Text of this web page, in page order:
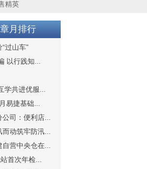
精英
月排行
“过山车”
以行践知...
学共进优服...
易捷基础...
司：便利店...
动筑牢防汛...
营中央仓在...
首次年检...